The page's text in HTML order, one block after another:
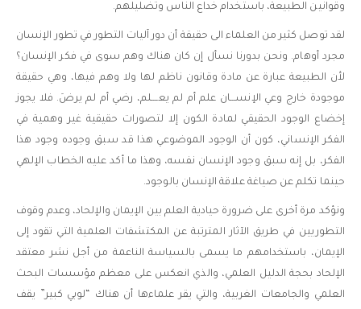
وقوانين الطبيعة، باستخدام خداع الناس وتضليلهم.
لقد توصل كثير من العلماء الى حقيقة أن دور آليات التطور في تطور الإنسان
مجرد أوهام. ونحن بدورنا نسأل إن كان هناك وهم سوى في فكر الإنسان؟
لأن الطبيعة عبارة عن مادة وقانون ناظم لها ولا وهم فيها، وهي حقيقة
موجودة خارج وعي الإنســـان علم أم لم يعــــلم، رضي أم لم يرضَ. فلا يجوز
إخضاع الوجود الحقيقي لمادة الكون إلا لتصورات حقيقية غير وهمية في
الفكر الإنساني، كون أن الوجود الموضوعي هذا قد سبق وجوده وجود هذا
الفكر، بل إنه سبق وجود الإنسان نفسه، وهذا ما أكد عليه الخطاب الإلهي
حينما تكلم عن صياغة علاقة الإنسان بالوجود.
ونؤكد مرة أخرى على ضرورة حيادية العلم بين الإيمان والإلحاد، وعدم وقوف
التطوريين في طريق الآثار المترتبة عن المكتشفات العلمية التي تقود إلى
الإيمان، باستخدامهم ما يسمى بالسياسة الناعمة من أجل نشر معتقد
الإلحاد بحجة الدليل العلمي، والذي انعكس على معظم مؤسسات البحث
العلمي والجامعات الغربية، والتي يقر علماءها أن هناك “لوبي كبير” يقف